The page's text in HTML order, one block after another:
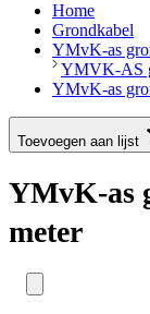
Home
Grondkabel
YMvK-as
YMVK-AS
YMvK-as
Toevoegen aan lijst
YMvK-as
meter